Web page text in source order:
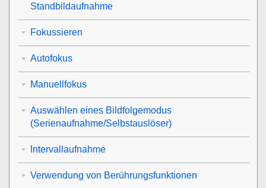
Standbildaufnahme
Fokussieren
Autofokus
Manuellfokus
Auswählen eines Bildfolgemodus
(Serienaufnahme/Selbstauslöser)
Intervallaufnahme
Verwendung von Berührungsfunktionen